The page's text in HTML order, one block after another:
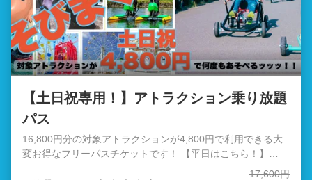
／2人乗り) カピバラコースター (単品チケットの場合800
円) ぶらりんこ (単品チケットの場合400円) UFOバンぱ
ー！ (単品チケットの場合800円) ソレイユトレイン (単品
チケットの場合400円) トランポリン (単品チケットの場合
400円) 観覧車 (単品チケットの場合800円) メリーゴーラン
ド (単品チケットの場合400円) ガンバレ！消防車 (単品チ
ケットの場合400円) フロッグホッパー (単品チケットの場
合400円) スーパースインガー (単品チケットの場合400円)
計17,600円 → 4,000円で乗りほうだい！！ 【対象外のア
トラクション】 ソレイユ恐竜島、小さな鉄人、ミニショベル
カー、あそびのレンタルバイキング、Ezy Roller、Carnival
【土日祝専用！】アトラクション乗り放題
パス
16,800円分の対象アトラクションが4,800円で利用できる大
変お得なフリーパスチケットです！ 【平日はこちら！】
https://ticket.soleil-park.jp/top/products/4c73aeae-bc94-17,600円